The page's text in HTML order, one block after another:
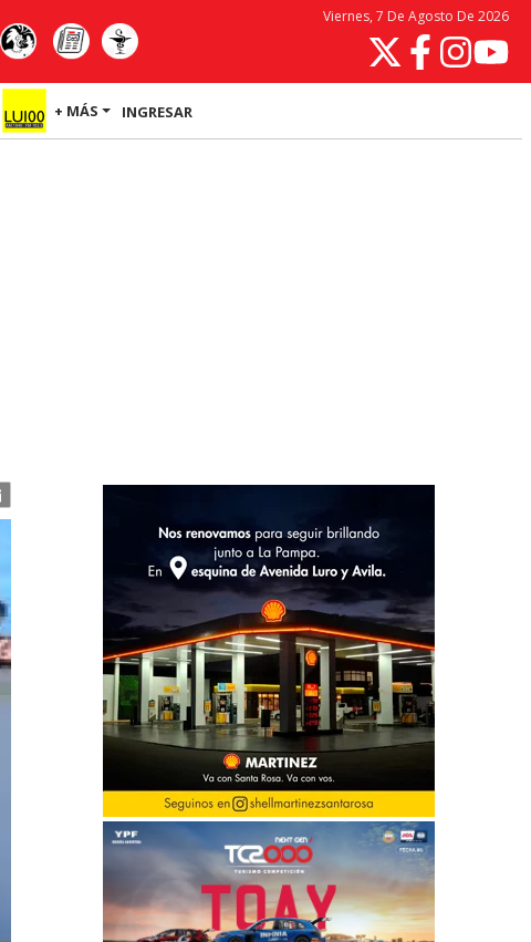
Viernes, 7 De Agosto De 2026
+ MÁS INGRESAR